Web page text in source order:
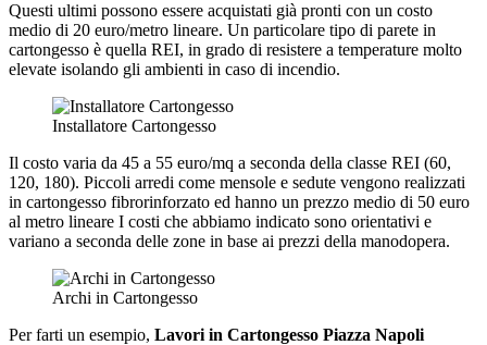
Questi ultimi possono essere acquistati già pronti con un costo
medio di 20 euro/metro lineare. Un particolare tipo di parete in
cartongesso è quella REI, in grado di resistere a temperature molto
elevate isolando gli ambienti in caso di incendio.
Installatore Cartongesso
Il costo varia da 45 a 55 euro/mq a seconda della classe REI (60,
120, 180). Piccoli arredi come mensole e sedute vengono realizzati
in cartongesso fibrorinforzato ed hanno un prezzo medio di 50 euro
al metro lineare I costi che abbiamo indicato sono orientativi e
variano a seconda delle zone in base ai prezzi della manodopera.
Archi in Cartongesso
Per farti un esempio, Lavori in Cartongesso Piazza Napoli